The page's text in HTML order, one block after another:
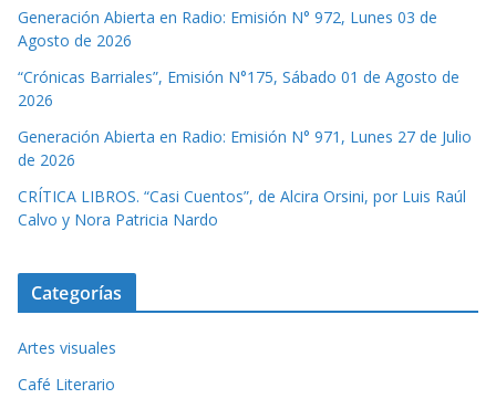
Generación Abierta en Radio: Emisión N° 972, Lunes 03 de
Agosto de 2026
“Crónicas Barriales”, Emisión N°175, Sábado 01 de Agosto de
2026
Generación Abierta en Radio: Emisión N° 971, Lunes 27 de Julio
de 2026
CRÍTICA LIBROS. “Casi Cuentos”, de Alcira Orsini, por Luis Raúl
Calvo y Nora Patricia Nardo
Categorías
Artes visuales
Café Literario